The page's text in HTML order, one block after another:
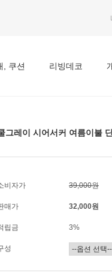
, 쿠션 리빙데코
그레이 시어서커 여름이불
비자가 39,000원
매가 32,000원
립금 3%
성